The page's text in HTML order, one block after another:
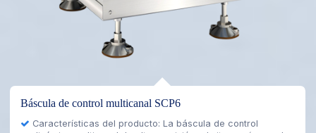
Sistema combinado de báscula de control con detector de
metales SCM-4530L2